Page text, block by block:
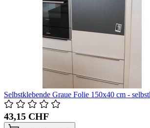
Selbstklebende Graue Folie 150x40 cm -
43,15 CHF